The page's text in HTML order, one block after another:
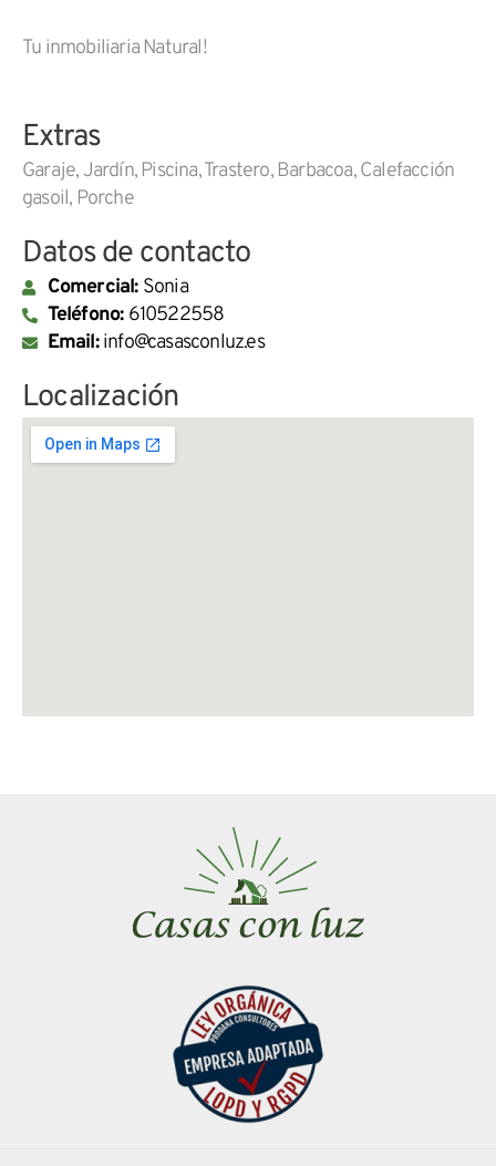
Tu inmobiliaria Natural!
Extras
Garaje, Jardín, Piscina, Trastero, Barbacoa, Calefacción
gasoil, Porche
Datos de contacto
Comercial: Sonia
Teléfono: 610522558
Email:info@casasconluz.es
Localización